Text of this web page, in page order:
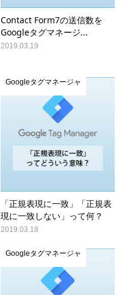
Contact Form7の送信数を
Googleタグマネージ...
2019.03.19
Googleタグマネージャ
「正規表現に一致」「正規表
現に一致しない」って何？
2019.03.18
Googleタグマネージャ